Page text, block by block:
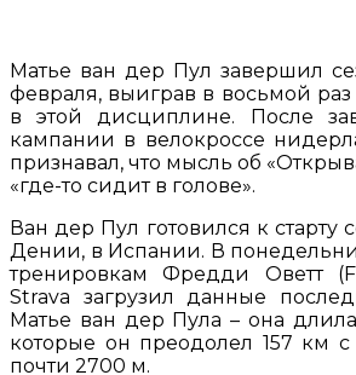
Матье ван дер Пул завершил
февраля, выиграв в восьмой
в этой дисциплине. После
кампании в велокроссе
признавал, что мысль об
«где-то сидит в голове».
Ван дер Пул готовился к старту
Дении, в Испании. В
тренировкам Фредди Оветт
Strava загрузил данные
Матье ван дер Пула – она
которые он преодолел 157 км
почти 2700 м.